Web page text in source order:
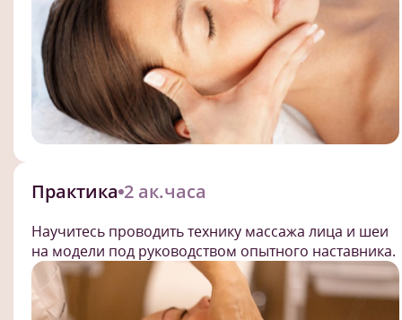
Практика 2 ак.часа
Научитесь проводить технику массажа лица и шеи
на модели под руководством опытного наставника.